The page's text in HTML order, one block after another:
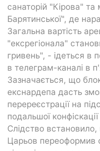
санаторій "Кірова"
Барятинської", де
Загальна вартість
"ексрегіонала"
гривень", - ідеться в
в телеграм-каналі в
Зазначається, що
екснардепа дасть
перереєстрації на
подальшої
Слідство
Царьов переоформив